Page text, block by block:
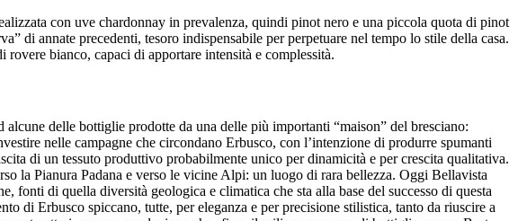
con uve chardonnay in prevalenza, quindi pinot nero e una piccola quota di pinot
di annate precedenti, tesoro indispensabile per perpetuare nel tempo lo stile della casa.
bianco, capaci di apportare intensità e complessità.
delle bottiglie prodotte da una delle più importanti “maison” del bresciano:
nelle campagne che circondano Erbusco, con l’intenzione di produrre spumanti
di un tessuto produttivo probabilmente unico per dinamicità e per crescita qualitativa.
la Pianura Padana e verso le vicine Alpi: un luogo di rara bellezza. Oggi Bellavista
di quella diversità geologica e climatica che sta alla base del successo di questa
di Erbusco spiccano, tutte, per eleganza e per precisione stilistica, tanto da riuscire a